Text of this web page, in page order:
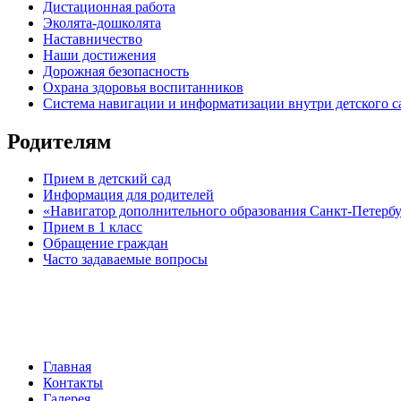
Дистационная работа
Эколята-дошколята
Наставничество
Наши достижения
Дорожная безопасность
Охрана здоровья воспитанников
Система навигации и информатизации внутри детского
Родителям
Прием в детский сад
Информация для родителей
«Навигатор дополнительного образования Санкт-
Прием в 1 класс
Обращение граждан
Часто задаваемые вопросы
Главная
Контакты